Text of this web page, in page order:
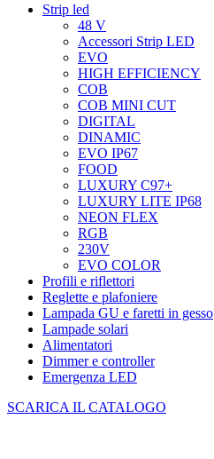
Strip led
48 V
Accessori Strip LED
EVO
HIGH EFFICIENCY
COB
COB MINI CUT
DIGITAL
DINAMIC
EVO IP67
FOOD
LUXURY C97+
LUXURY LITE IP68
NEON FLEX
RGB
230V
EVO COLOR
Profili e riflettori
Reglette e plafoniere
Lampada GU e faretti in gesso
Lampade solari
Alimentatori
Dimmer e controller
Emergenza LED
SCARICA IL CATALOGO